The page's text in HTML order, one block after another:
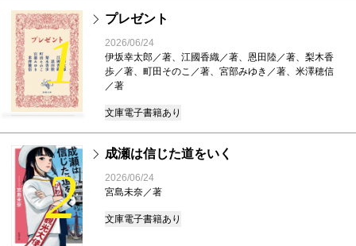
1
プレゼント
2026/06/24
伊坂幸太郎／著、江國香織／著、恩田陸／著、梨木香
歩／著、町田そのこ／著、宮部みゆき／著、米澤穂信
／著
文庫電子書籍あり
2
成瀬は信じた道をいく
2026/06/24
宮島未奈／著
文庫電子書籍あり